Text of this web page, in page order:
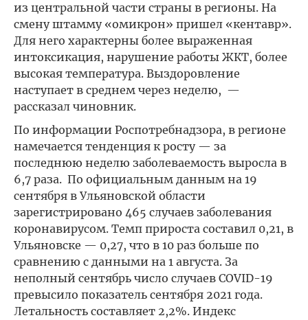
из центральной части страны в регионы. На
смену штамму «омикрон» пришел «кентавр».
Для него характерны более выраженная
интоксикация, нарушение работы ЖКТ, более
высокая температура. Выздоровление
наступает в среднем через неделю, —
рассказал чиновник.
По информации Роспотребнадзора, в регионе
намечается тенденция к росту — за
последнюю неделю заболеваемость выросла в
6,7 раза. По официальным данным на 19
сентября в Ульяновской области
зарегистрировано 465 случаев заболевания
коронавирусом. Темп прироста составил 0,21, в
Ульяновске — 0,27, что в 10 раз больше по
сравнению с данными на 1 августа. За
неполный сентябрь число случаев COVID-19
превысило показатель сентября 2021 года.
Летальность составляет 2,2%. Индекс